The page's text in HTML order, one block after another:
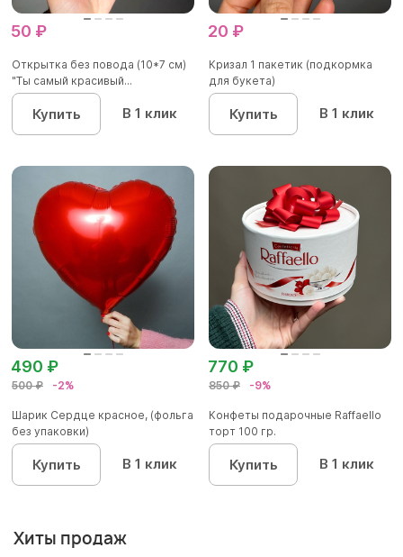
50 ₽
Открытка без повода (10*7 см)
"Ты самый красивый...
Купить В 1 клик
20 ₽
Кризал 1 пакетик (подкормка
для букета)
Купить В 1 клик
500 ₽ -2%
490 ₽
Шарик Сердце красное, (фольга
без упаковки)
Купить В 1 клик
850 ₽ -9%
770 ₽
Конфеты подарочные Raffaello
торт 100 гр.
Купить В 1 клик
Хиты продаж